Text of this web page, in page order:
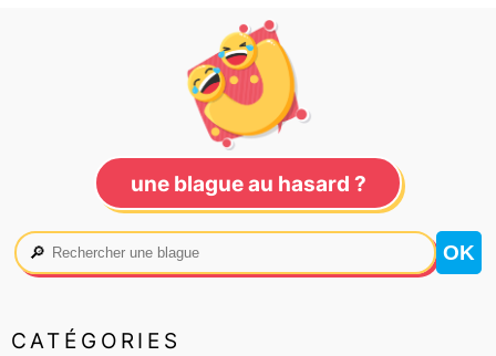
une blague au hasard ?
🔎
CATÉGORIES